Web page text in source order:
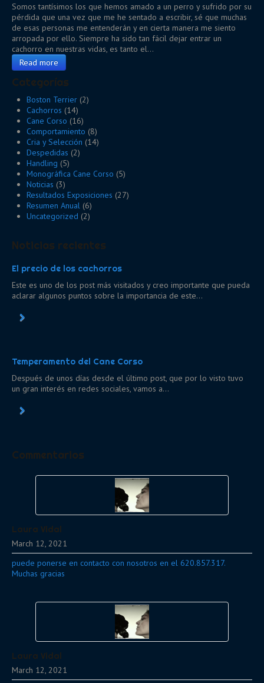
Somos tantísimos los que hemos amado a un perro y sufrido por su
pérdida que una vez que me he sentado a escribir, sé que muchas
de esas personas me entenderán y en cierta manera me siento
arropada por ello. Siempre ha sido tan fácil dejar entrar un
cachorro en nuestras vidas, es tanto el…
Read more
Categorías
Boston Terrier (2)
Cachorros (14)
Cane Corso (16)
Comportamiento (8)
Cria y Selección (14)
Despedidas (2)
Handling (5)
Monográfica Cane Corso (5)
Noticias (3)
Resultados Exposiciones (27)
Resumen Anual (6)
Uncategorized (2)
Noticias recientes
El precio de los cachorros
Este es uno de los post más visitados y creo importante que pueda
aclarar algunos puntos sobre la importancia de este...
Temperamento del Cane Corso
Después de unos días desde el último post, que por lo visto tuvo
un gran interés en redes sociales, vamos a...
Commentarios
Laura Vidal
March 12, 2021
puede ponerse en contacto con nosotros en el 620.857.317.
Muchas gracias
Laura Vidal
March 12, 2021